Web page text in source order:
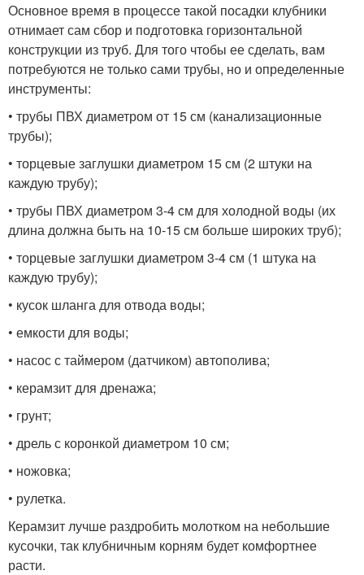
Основное время в процессе такой посадки клубники
отнимает сам сбор и подготовка горизонтальной
конструкции из труб. Для того чтобы ее сделать, вам
потребуются не только сами трубы, но и определенные
инструменты:
• трубы ПВХ диаметром от 15 см (канализационные
трубы);
• торцевые заглушки диаметром 15 см (2 штуки на
каждую трубу);
• трубы ПВХ диаметром 3-4 см для холодной воды (их
длина должна быть на 10-15 см больше широких труб);
• торцевые заглушки диаметром 3-4 см (1 штука на
каждую трубу);
• кусок шланга для отвода воды;
• емкости для воды;
• насос с таймером (датчиком) автополива;
• керамзит для дренажа;
• грунт;
• дрель с коронкой диаметром 10 см;
• ножовка;
• рулетка.
Керамзит лучше раздробить молотком на небольшие
кусочки, так клубничным корням будет комфортнее
расти.